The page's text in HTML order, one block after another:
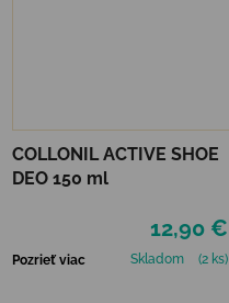
COLLONIL ACTIVE SHOE
DEO 150 ml
12,90 €
Pozrieť viac Skladom (2 ks)